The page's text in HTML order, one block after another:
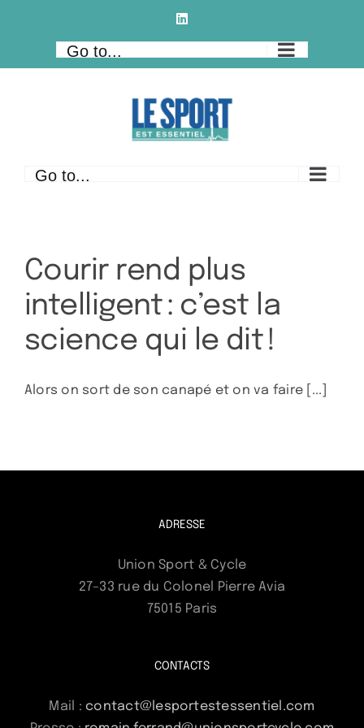
LinkedIn
Go to...
Go to...
Courir rend plus
intelligent : c’est la
science qui le dit !
Alors on sort de son canapé et on va faire [...]
ADRESSE
Union Sport & Cycle
27–33 rue du Colonel Pierre Avia
75015 Paris
CONTACTS
Mail : contact@lesportestessentiel.com